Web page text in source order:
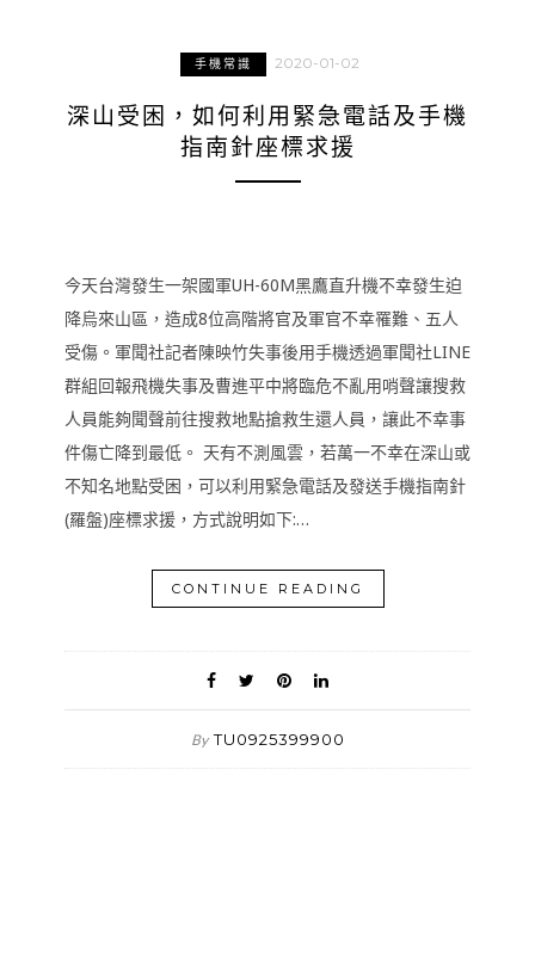
手機常識 2020-01-02
深山受困，如何利用緊急電話及手機
指南針座標求援
今天台灣發生一架國軍UH-60M黑鷹直升機不幸發生迫
降烏來山區，造成8位高階將官及軍官不幸罹難、五人
受傷。軍聞社記者陳映竹失事後用手機透過軍聞社LINE
群組回報飛機失事及曹進平中將臨危不亂用哨聲讓搜救
人員能夠聞聲前往搜救地點搶救生還人員，讓此不幸事
件傷亡降到最低。 天有不測風雲，若萬一不幸在深山或
不知名地點受困，可以利用緊急電話及發送手機指南針
(羅盤)座標求援，方式說明如下:…
CONTINUE READING
By TU0925399900